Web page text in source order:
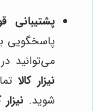
پشتیبانی
پاسخگویی
می‌توانید
نیزار کالا
شوید. نیزار